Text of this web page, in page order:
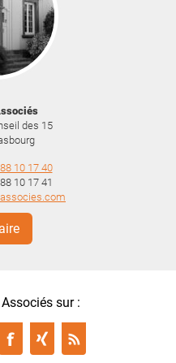
des 15
10 17 40
10 17 41
sur :